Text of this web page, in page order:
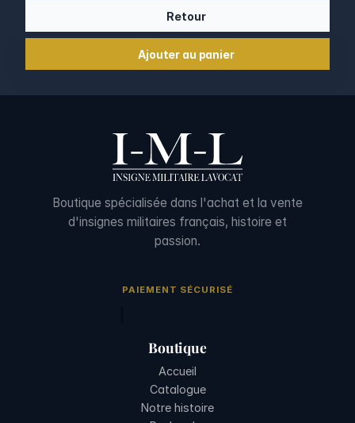
Retour
Ajouter au panier
Boutique spécialisée dans l'achat et la vente
d'insignes militaires français, histoire et
passion.
PAIEMENT SÉCURISÉ
Boutique
Accueil
Catalogue
Notre histoire